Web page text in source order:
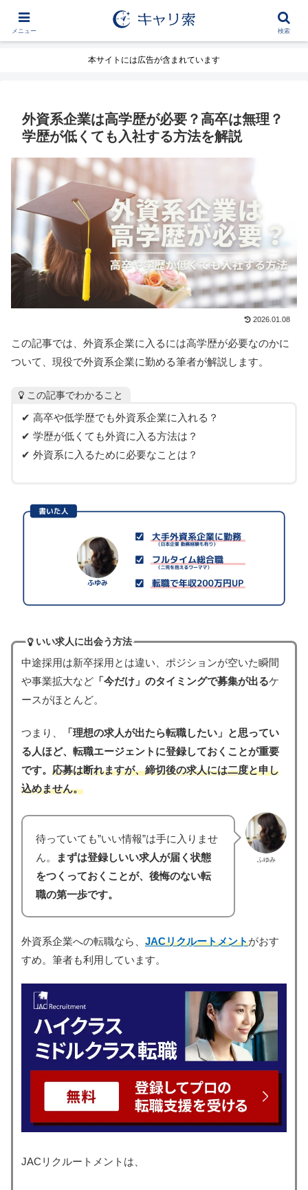
本サイトには広告が含まれています
外資系企業は高学歴が必要？高卒は無理？
学歴が低くても入社する方法を解説
2026.01.08
この記事では、外資系企業に入るには高学歴が必要なのかに
ついて、現役で外資系企業に勤める筆者が解説します。
この記事でわかること
✔︎ 高卒や低学歴でも外資系企業に入れる？
✔︎ 学歴が低くても外資に入る方法は？
✔︎ 外資系に入るために必要なことは？
いい求人に出会う方法
中途採用は新卒採用とは違い、ポジションが空いた瞬間
や事業拡大など 「今だけ」のタイミングで募集が出るケ
ースがほとんど。
つまり、
「理想の求人が出たら転職したい」と思ってい
る人ほど、転職エージェントに登録しておくことが重要
です。 応募は断れますが、締切後の求人には二度と申し
込めません。
ふゆみ
待っていても”いい情報”は手に入りませ
ん。
まずは登録しいい求人が届く状態
をつくっておくことが、後悔のない転
職の第一歩です。
外資系企業への転職なら、 JACリクルートメントがおす
すめ。筆者も利用しています。
JACリクルートメントは、
メニュー 検索